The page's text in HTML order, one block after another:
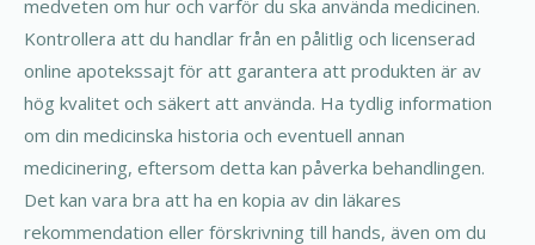
medveten om hur och varför du ska använda medicinen.
Kontrollera att du handlar från en pålitlig och licenserad
online apotekssajt för att garantera att produkten är av
hög kvalitet och säkert att använda. Ha tydlig information
om din medicinska historia och eventuell annan
medicinering, eftersom detta kan påverka behandlingen.
Det kan vara bra att ha en kopia av din läkares
rekommendation eller förskrivning till hands, även om du